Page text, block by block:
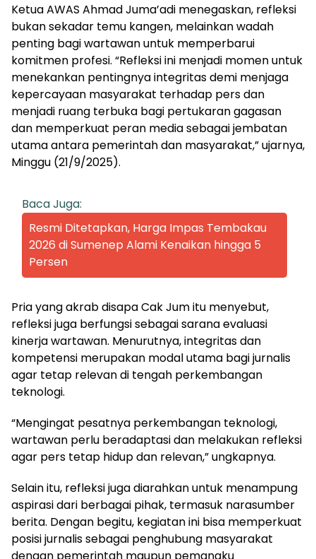
Ketua AWAS Ahmad Juma’adi menegaskan, refleksi
bukan sekadar temu kangen, melainkan wadah
penting bagi wartawan untuk memperbarui
komitmen profesi. “Refleksi ini menjadi momen untuk
menekankan pentingnya integritas demi menjaga
kepercayaan masyarakat terhadap pers dan
menjadi ruang terbuka bagi pertukaran gagasan
dan memperkuat peran media sebagai jembatan
utama antara pemerintah dan masyarakat,” ujarnya,
Minggu (21/9/2025).
Baca Juga:
Resmi Ditetapkan, Harga Impas Tembakau
2026 di Sumenep Alami Kenaikan hingga 5
Persen
Pria yang akrab disapa Cak Jum itu menyebut,
refleksi juga berfungsi sebagai sarana evaluasi
kinerja wartawan. Menurutnya, integritas dan
kompetensi merupakan modal utama bagi jurnalis
agar tetap relevan di tengah perkembangan
teknologi.
“Mengingat pesatnya perkembangan teknologi,
wartawan perlu beradaptasi dan melakukan refleksi
agar pers tetap hidup dan relevan,” ungkapnya.
Selain itu, refleksi juga diarahkan untuk menampung
aspirasi dari berbagai pihak, termasuk narasumber
berita. Dengan begitu, kegiatan ini bisa memperkuat
posisi jurnalis sebagai penghubung masyarakat
dengan pemerintah maupun pemangku